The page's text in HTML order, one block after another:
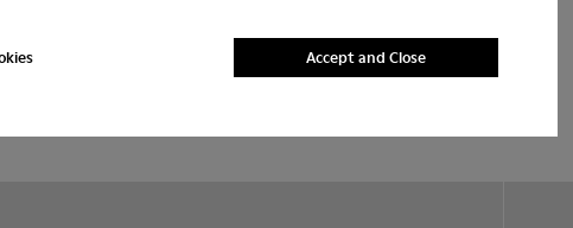
Accept and Close